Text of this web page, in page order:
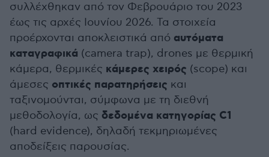
συλλέχθηκαν από τον Φεβρουάριο του 2023
έως τις αρχές Ιουνίου 2026. Τα στοιχεία
προέρχονται αποκλειστικά από αυτόματα
καταγραφικά (camera trap), drones με θερμική
κάμερα, θερμικές κάμερες χειρός (scope) και
άμεσες οπτικές παρατηρήσεις και
ταξινομούνται, σύμφωνα με τη διεθνή
μεθοδολογία, ως δεδομένα κατηγορίας C1
(hard evidence), δηλαδή τεκμηριωμένες
αποδείξεις παρουσίας.